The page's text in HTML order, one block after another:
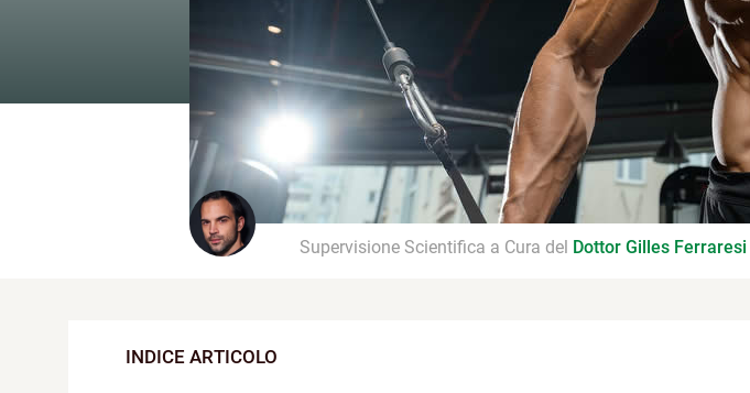
Supervisione Scientifica a Cura del Dottor Gilles Ferraresi